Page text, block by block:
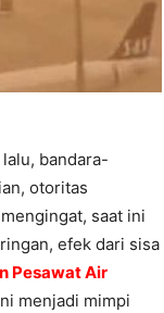
bandara-
otoritas
saat ini
efek dari sisa
Pesawat Air
menjadi mimpi